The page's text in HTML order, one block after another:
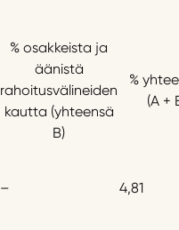
% osakkeista ja
äänistä
rahoitusvälineiden
kautta (yhteensä
B)
%
(A +
– 4,81